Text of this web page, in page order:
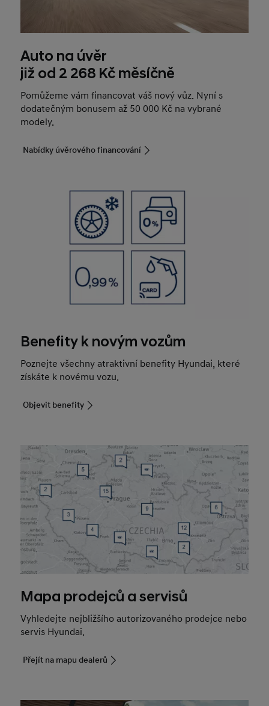
Auto na úvěr
již od 2 268 Kč měsíčně
Pomůžeme vám financovat váš nový vůz. Nyní s
dodatečným bonusem až 50 000 Kč na vybrané
modely.
Nabídky úvěrového financování
Benefity k novým vozům
Poznejte všechny atraktivní benefity Hyundai, které
získáte k novému vozu.
Objevit benefity
Mapa prodejců a servisů
Vyhledejte nejbližšího autorizovaného prodejce nebo
servis Hyundai.
Přejít na mapu dealerů